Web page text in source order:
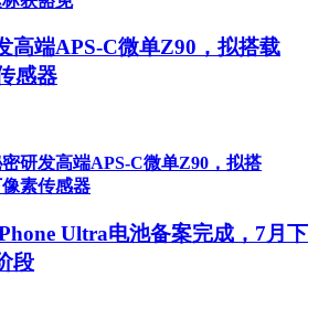
高端APS-C微单Z90，拟搭载
感器
Ultra电池备案完成，7月下
段